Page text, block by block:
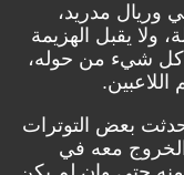
وريال مدريد،
يقبل الهزيمة
كل شيء من حوله،
اللاعبين.
بعض التوترات
الخروج معه في